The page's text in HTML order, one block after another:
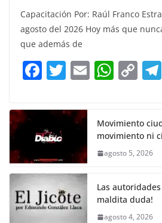
c
e
b
o
k
itt
er
ai at
A
p
p
Li
n
Capacitación Por: Raúl Franco
agosto del 2026 Hoy más que
que además de
F
c
e
b
o
o
k
T
itt
er
E W
s
A
p
C
y
Li
k
Movimiento
movimiento ni
agosto 5, 2026
Las
maldita duda!
agosto 4, 2026